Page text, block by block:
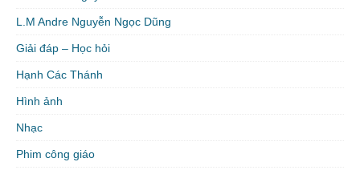
L.M Andre Nguyễn Ngọc Dũng
Giải đáp – Học hỏi
Hạnh Các Thánh
Hình ảnh
Nhạc
Phim công giáo